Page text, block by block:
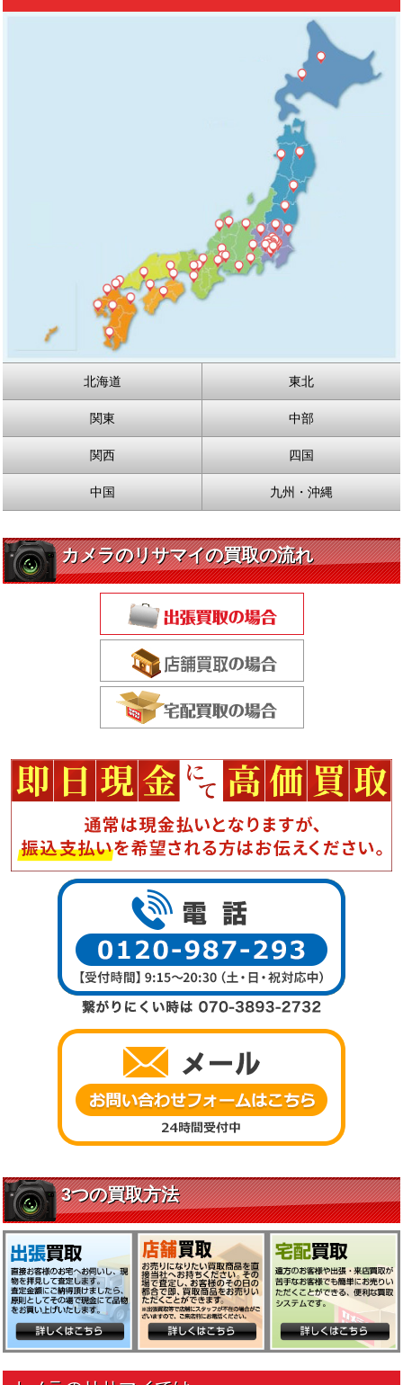
北海道 東北
関東 中部
関西 四国
中国 九州・沖縄